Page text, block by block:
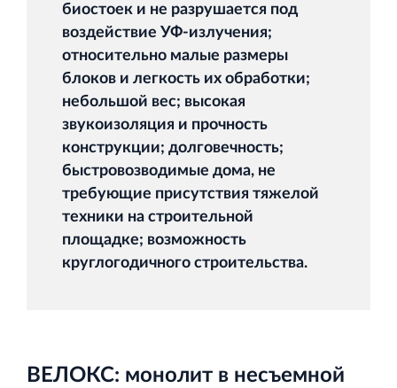
Испытательный комплекс ПКТИ
Многофункцинальный испытательный комплекс
Кингисеппе
Кингисепп
биостоек и не разрушается под
воздействие УФ-излучения;
относительно малые размеры
блоков и легкость их обработки;
небольшой вес; высокая
звукоизоляция и прочность
конструкции; долговечность;
быстровозводимые дома, не
требующие присутствия тяжелой
техники на строительной
площадке; возможность
круглогодичного строительства.
ВЕЛОКС: монолит в несъемной